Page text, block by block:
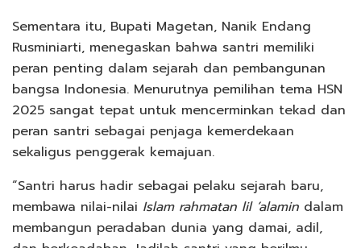
Sementara itu, Bupati Magetan, Nanik Endang
Rusminiarti, menegaskan bahwa santri memiliki
peran penting dalam sejarah dan pembangunan
bangsa Indonesia. Menurutnya pemilihan tema HSN
2025 sangat tepat untuk mencerminkan tekad dan
peran santri sebagai penjaga kemerdekaan
sekaligus penggerak kemajuan.
“Santri harus hadir sebagai pelaku sejarah baru,
membawa nilai-nilai Islam rahmatan lil ’alamin dalam
membangun peradaban dunia yang damai, adil,